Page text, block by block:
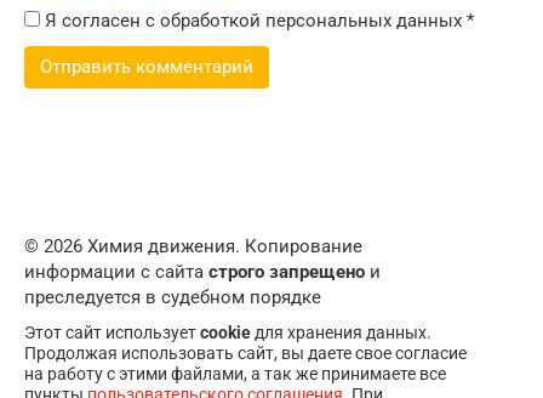
Я согласен с обработкой персональных данных *
© 2026 Химия движения. Копирование
информации с сайта строго запрещено и
преследуется в судебном порядке
Этот сайт используетcookieдля хранения данных.
Продолжая использовать сайт, вы даете свое согласие
на работу с этими файлами, а так же принимаете все